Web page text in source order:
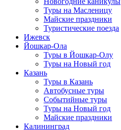
Туры на Масленицу
Майские праздники
Туристические поезда
Ижевск
Йошкар-Ола
Туры в Йошкар-Олу
Туры на Новый год
Казань
Туры в Казань
Автобусные туры
Событийные туры
Туры на Новый год
Майские праздники
Калининград